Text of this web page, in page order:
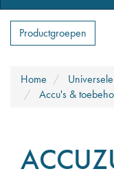
Productgroepen
Home
Accu's &